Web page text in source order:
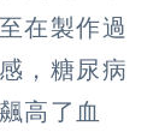
在製作過
，糖尿病
高了血